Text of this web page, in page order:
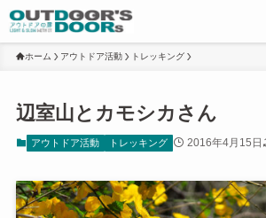
ホーム アウトドア活動 トレッキング
辺室山とカモシカさん
アウトドア活動 トレッキング 2016年4月15日